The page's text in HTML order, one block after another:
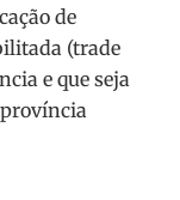
de
(trade
e que seja